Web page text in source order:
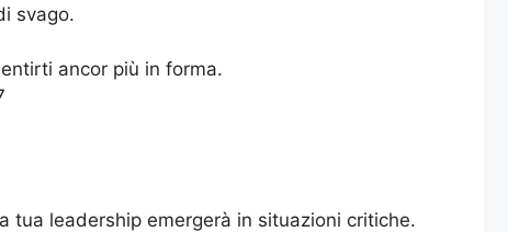
svago.
ancor più in forma.
tua leadership emergerà in situazioni critiche.